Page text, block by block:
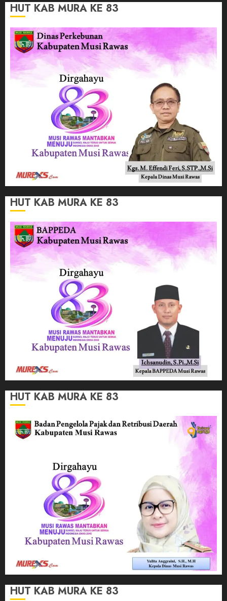
HUT KAB MURA KE 83
HUT KAB MURA KE 83
HUT KAB MURA KE 83
HUT KAB MURA KE 83